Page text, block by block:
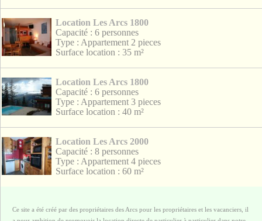
Location Les Arcs 1800
Capacité : 6 personnes
Type : Appartement 2 pieces
Surface location : 35 m²
Location Les Arcs 1800
Capacité : 6 personnes
Type : Appartement 3 pieces
Surface location : 40 m²
Location Les Arcs 2000
Capacité : 8 personnes
Type : Appartement 4 pieces
Surface location : 60 m²
Ce site a été créé par des propriétaires des Arcs pour les propriétaires et les vacanciers, il